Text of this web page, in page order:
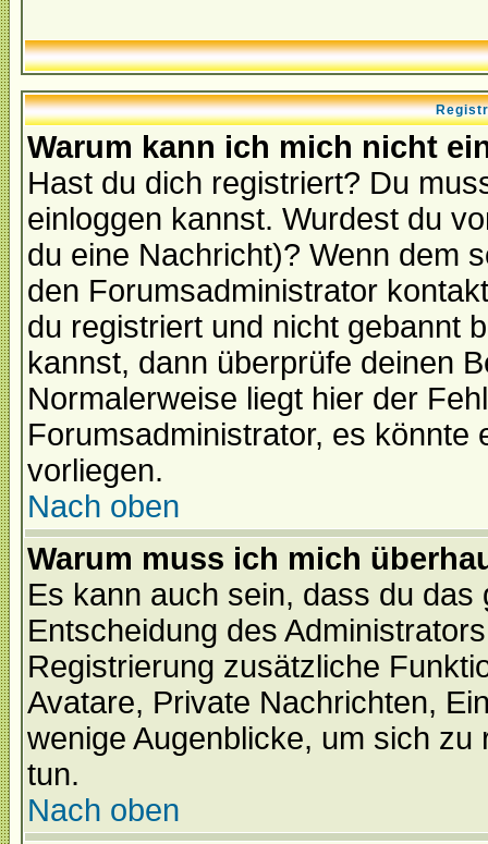
Warum kann ich mich nicht
Hast du dich registriert? Du
einloggen kannst. Wurdest du
du eine Nachricht)? Wenn dem
den Forumsadministrator
du registriert und nicht gebannt
kannst, dann überprüfe deinen
Normalerweise liegt hier der
Forumsadministrator, es könnte
vorliegen.
Nach oben
Warum muss ich mich
Es kann auch sein, dass du
Entscheidung des
Registrierung zusätzliche
Avatare, Private Nachrichten,
wenige Augenblicke, um sich
tun.
Nach oben